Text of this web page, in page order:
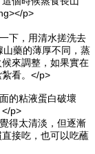
p>
下，用清水搓洗去
藥的薄厚不同，蒸
來調整，如果實在
看。</p>
的粘液蛋白破壞
</p>
得太清淡，但逐漸
接吃，也可以吃蘸